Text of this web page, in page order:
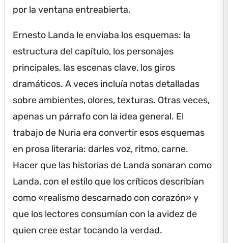
por la ventana entreabierta.
Ernesto Landa le enviaba los esquemas: la
estructura del capítulo, los personajes
principales, las escenas clave, los giros
dramáticos. A veces incluía notas detalladas
sobre ambientes, olores, texturas. Otras veces,
apenas un párrafo con la idea general. El
trabajo de Nuria era convertir esos esquemas
en prosa literaria: darles voz, ritmo, carne.
Hacer que las historias de Landa sonaran como
Landa, con el estilo que los críticos describían
como «realismo descarnado con corazón» y
que los lectores consumían con la avidez de
quien cree estar tocando la verdad.